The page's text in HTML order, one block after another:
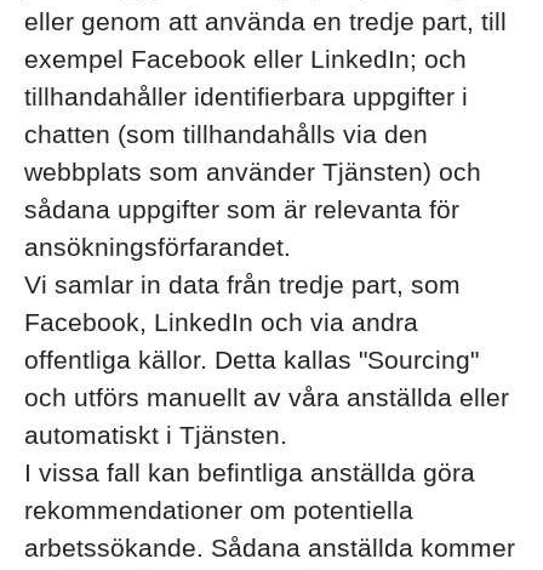
eller genom att använda en tredje part, till
exempel Facebook eller LinkedIn; och
tillhandahåller identifierbara uppgifter i
chatten (som tillhandahålls via den
webbplats som använder Tjänsten) och
sådana uppgifter som är relevanta för
ansökningsförfarandet.
Vi samlar in data från tredje part, som
Facebook, LinkedIn och via andra
offentliga källor. Detta kallas "Sourcing"
och utförs manuellt av våra anställda eller
automatiskt i Tjänsten.
I vissa fall kan befintliga anställda göra
rekommendationer om potentiella
arbetssökande. Sådana anställda kommer